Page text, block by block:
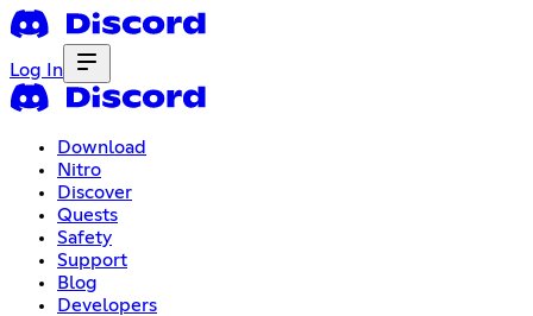
Log In
Download
Nitro
Discover
Quests
Safety
Support
Blog
Developers